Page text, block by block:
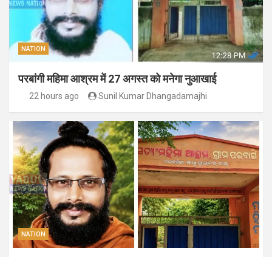
NATION
परबांगी महिमा आश्रम में 27 अगस्त को मनेगा नुआखाई
22 hours ago Sunil Kumar Dhangadamajhi
NATION